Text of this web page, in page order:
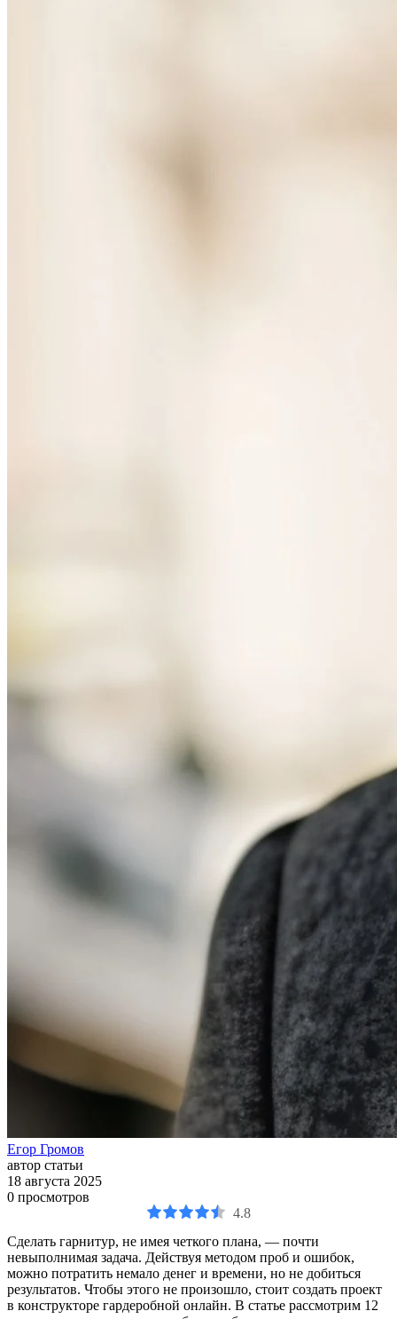
Егор Громов
автор статьи
18 августа 2025
0 просмотров
4.8
Сделать гарнитур, не имея четкого плана, — почти
невыполнимая задача. Действуя методом проб и ошибок,
можно потратить немало денег и времени, но не добиться
результатов. Чтобы этого не произошло, стоит создать проект
в конструкторе гардеробной онлайн. В статье рассмотрим 12